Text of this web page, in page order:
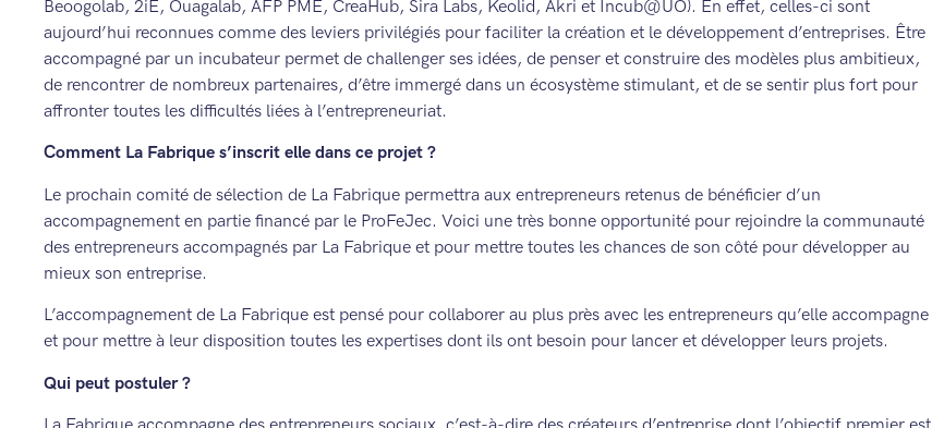
Beoogolab, 2iE, Ouagalab, AFP PME, CreaHub, Sira Labs, Keolid, Akri et Incub@UO). En effet, celles-ci sont
aujourd’hui reconnues comme des leviers privilégiés pour faciliter la création et le développement d’entreprises. Être
accompagné par un incubateur permet de challenger ses idées, de penser et construire des modèles plus ambitieux,
de rencontrer de nombreux partenaires, d’être immergé dans un écosystème stimulant, et de se sentir plus fort pour
affronter toutes les difficultés liées à l’entrepreneuriat.
Comment La Fabrique s’inscrit elle dans ce projet ?
Le prochain comité de sélection de La Fabrique permettra aux entrepreneurs retenus de bénéficier d’un
accompagnement en partie financé par le ProFeJec. Voici une très bonne opportunité pour rejoindre la communauté
des entrepreneurs accompagnés par La Fabrique et pour mettre toutes les chances de son côté pour développer au
mieux son entreprise.
L’accompagnement de La Fabrique est pensé pour collaborer au plus près avec les entrepreneurs qu’elle accompagne
et pour mettre à leur disposition toutes les expertises dont ils ont besoin pour lancer et développer leurs projets.
Qui peut postuler ?